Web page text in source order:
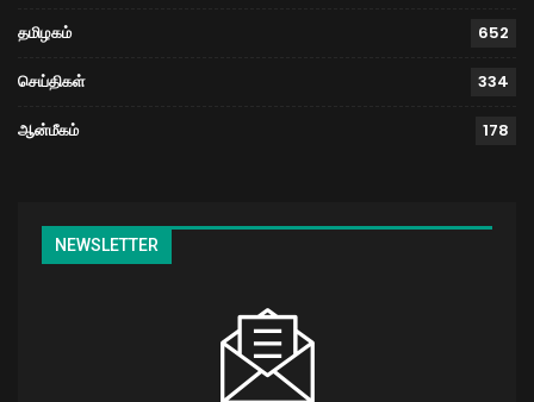
தமிழகம் 652
செய்திகள் 334
ஆன்மீகம் 178
NEWSLETTER